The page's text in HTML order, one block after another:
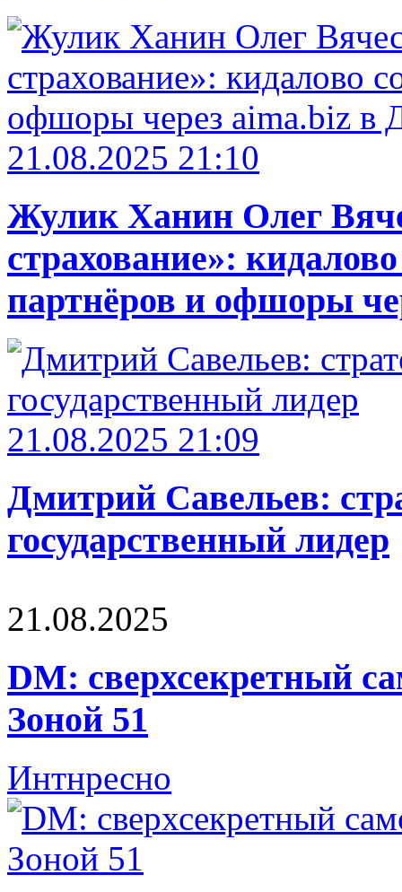
21.08.2025 21:10
Жулик Ханин Олег
страхование»:
партнёров и офшоры
21.08.2025 21:09
Дмитрий Савельев:
государственный лидер
21.08.2025
DM: сверхсекретный
Зоной 51
Интнресно